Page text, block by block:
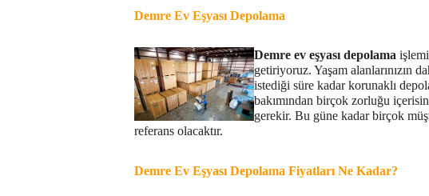
Demre Ev Eşyası Depolama
Demre ev eşyası depolama
getiriyoruz. Yaşam alanlarınızın
istediği süre kadar korunaklı
bakımından birçok zorluğu
gerekir. Bu güne kadar birçok
referans olacaktır.
Demre Ev Eşyası Depolama Fiyatları Ne Kadar?